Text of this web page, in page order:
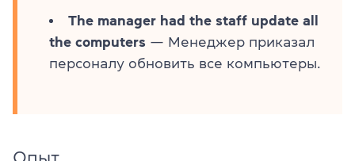
The manager had the staff update all
the computers — Менеджер приказал
персоналу обновить все компьютеры.
Опыт